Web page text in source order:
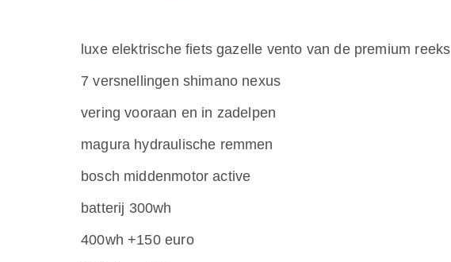
luxe elektrische fiets gazelle vento van de premium reeks
7 versnellingen shimano nexus
vering vooraan en in zadelpen
magura hydraulische remmen
bosch middenmotor active
batterij 300wh
400wh +150 euro